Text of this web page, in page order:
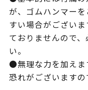
が、ゴムハンマー
すい場合がござい
ておりませんので
い。
●無理な力を加えま
恐れがございますの